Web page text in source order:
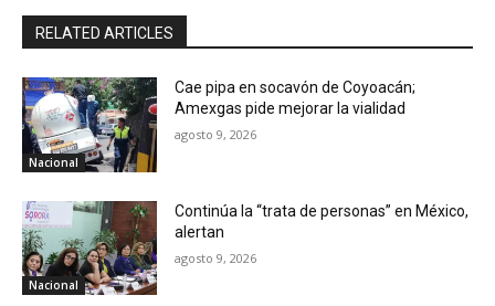
RELATED ARTICLES
Nacional
Cae pipa en socavón de Coyoacán;
Amexgas pide mejorar la vialidad
agosto 9, 2026
Nacional
Continúa la “trata de personas” en México,
alertan
agosto 9, 2026